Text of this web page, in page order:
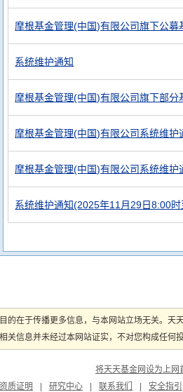
摩根基金管理(中国)有限公司旗下公
系统维护通知
摩根基金管理(中国)有限公司旗下部
摩根基金管理(中国)有限公司系统维护
摩根基金管理(中国)有限公司系统维护
系统维护通知(2025年11月29日8:00
的在于传播更多信息，与本网站立场无关。
关信息并未经过本网站证实，不对您构成任
将天天基金网设为上网
资质证明 研究中心 联系我们
安全指引